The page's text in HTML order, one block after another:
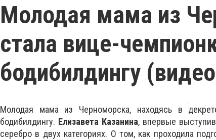
Молодая мама из
стала вице-
бодибилдингу
Молодая мама из Черноморска, находясь в
бодибилдингу. Елизавета Казанина, впервые
серебро в двух категориях. О том, как проходила